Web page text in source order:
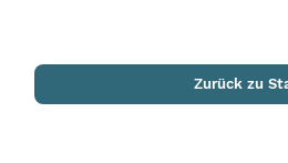
Zurück zu